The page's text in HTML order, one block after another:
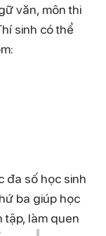
văn, môn thi
sinh có thể
đa số học sinh
ba giúp học
làm quen